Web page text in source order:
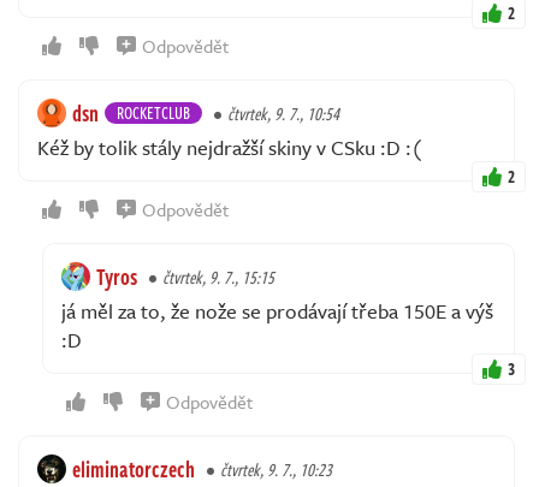
2
Odpovědět
dsn ROCKETCLUB čtvrtek, 9. 7., 10:54
Kéž by tolik stály nejdražší skiny v CSku :D :(
2
Odpovědět
Tyros čtvrtek, 9. 7., 15:15
já měl za to, že nože se prodávají třeba 150E a výš
:D
3
Odpovědět
eliminatorczech čtvrtek, 9. 7., 10:23